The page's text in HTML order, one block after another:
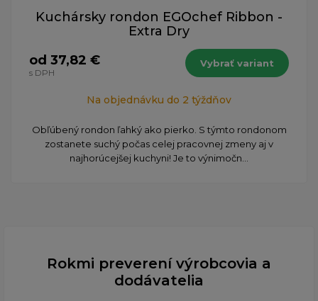
Kuchársky rondon EGOchef Ribbon -
Extra Dry
od 37,82 €
s DPH
Vybrať variant
Na objednávku do 2 týždňov
Obľúbený rondon ľahký ako pierko. S týmto rondonom
zostanete suchý počas celej pracovnej zmeny aj v
najhorúcejšej kuchyni! Je to výnimočn...
Rokmi preverení výrobcovia a
dodávatelia